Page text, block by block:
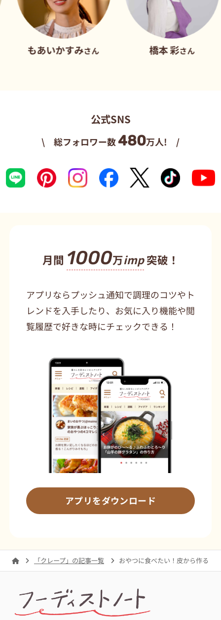
いかすみさん さん
公式SNS
\ 総フォロワー数480万人! /
月間 1000万imp突破！
アプリならプッシュ通知で調理のコツやト
レンドを入手したり、お気に入り機能や閲
覧履歴で好きな時にチェックできる！
アプリをダウンロード
「クレープ」の記事一覧 おやつに食べたい！皮から作る「